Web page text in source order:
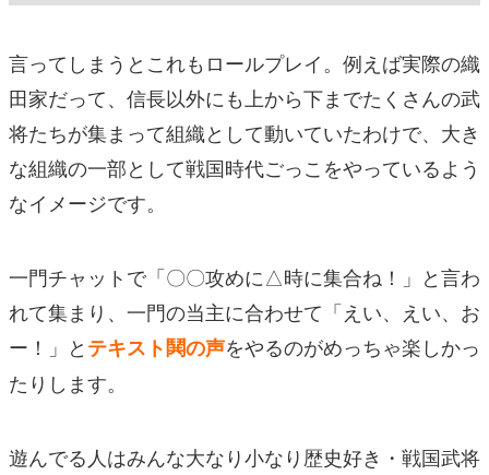
言ってしまうとこれもロールプレイ。例えば実際の織
田家だって、信長以外にも上から下までたくさんの武
将たちが集まって組織として動いていたわけで、大き
な組織の一部として戦国時代ごっこをやっているよう
なイメージです。
一門チャットで「〇〇攻めに△時に集合ね！」と言わ
れて集まり、一門の当主に合わせて「えい、えい、お
ー！」とテキスト鬨の声をやるのがめっちゃ楽しかっ
たりします。
遊んでる人はみんな大なり小なり歴史好き・戦国武将